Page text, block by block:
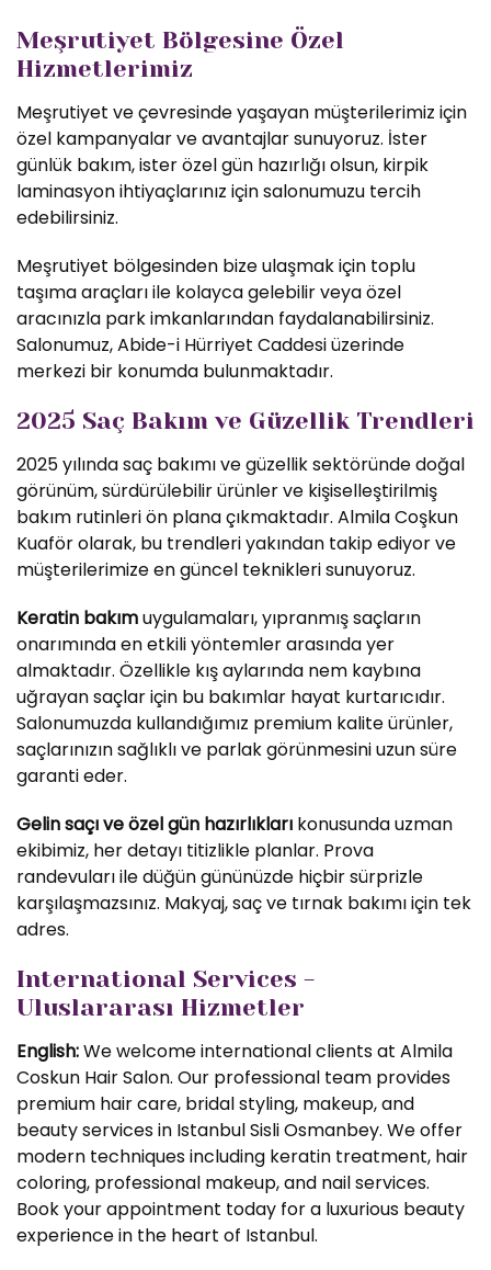
Meşrutiyet Bölgesine Özel
Hizmetlerimiz
Meşrutiyet ve çevresinde yaşayan müşterilerimiz için
özel kampanyalar ve avantajlar sunuyoruz. İster
günlük bakım, ister özel gün hazırlığı olsun, kirpik
laminasyon ihtiyaçlarınız için salonumuzu tercih
edebilirsiniz.
Meşrutiyet bölgesinden bize ulaşmak için toplu
taşıma araçları ile kolayca gelebilir veya özel
aracınızla park imkanlarından faydalanabilirsiniz.
Salonumuz, Abide-i Hürriyet Caddesi üzerinde
merkezi bir konumda bulunmaktadır.
2025 Saç Bakım ve Güzellik Trendleri
2025 yılında saç bakımı ve güzellik sektöründe doğal
görünüm, sürdürülebilir ürünler ve kişiselleştirilmiş
bakım rutinleri ön plana çıkmaktadır. Almila Coşkun
Kuaför olarak, bu trendleri yakından takip ediyor ve
müşterilerimize en güncel teknikleri sunuyoruz.
Keratin bakımuygulamaları, yıpranmış saçların
onarımında en etkili yöntemler arasında yer
almaktadır. Özellikle kış aylarında nem kaybına
uğrayan saçlar için bu bakımlar hayat kurtarıcıdır.
Salonumuzda kullandığımız premium kalite ürünler,
saçlarınızın sağlıklı ve parlak görünmesini uzun süre
garanti eder.
Gelin saçı ve özel gün hazırlıkları konusunda uzman
ekibimiz, her detayı titizlikle planlar. Prova
randevuları ile düğün gününüzde hiçbir sürprizle
karşılaşmazsınız. Makyaj, saç ve tırnak bakımı için tek
adres.
International Services -
Uluslararası Hizmetler
English:We welcome international clients at Almila
Coskun Hair Salon. Our professional team provides
premium hair care, bridal styling, makeup, and
beauty services in Istanbul Sisli Osmanbey. We offer
modern techniques including keratin treatment, hair
coloring, professional makeup, and nail services.
Book your appointment today for a luxurious beauty
experience in the heart of Istanbul.